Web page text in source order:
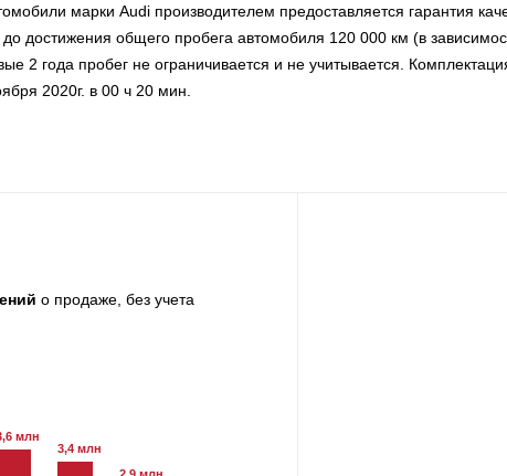
марки Audi производителем предоставляется гарантия
достижения общего пробега автомобиля 120 000 км (в
2 года пробег не ограничивается и не учитывается.
2020г. в 00 ч 20 мин.
о продаже, без учета
млн
3,4 млн